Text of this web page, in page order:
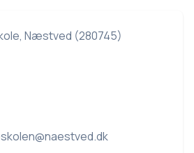
Næstved (280745)